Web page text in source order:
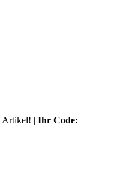
Artikel! | Ihr Code: